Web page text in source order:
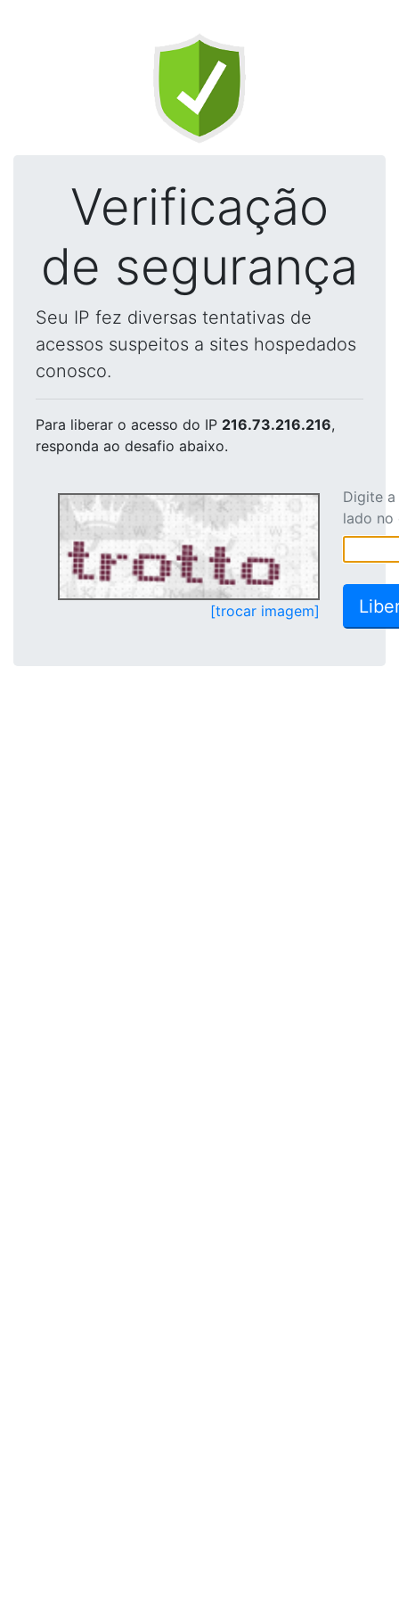
Verificação
de segurança
Seu IP fez diversas tentativas de
acessos suspeitos a sites hospedados
conosco.
Para liberar o acesso do IP 216.73.216.216,
responda ao desafio abaixo.
[trocar imagem]
Digite
lado no